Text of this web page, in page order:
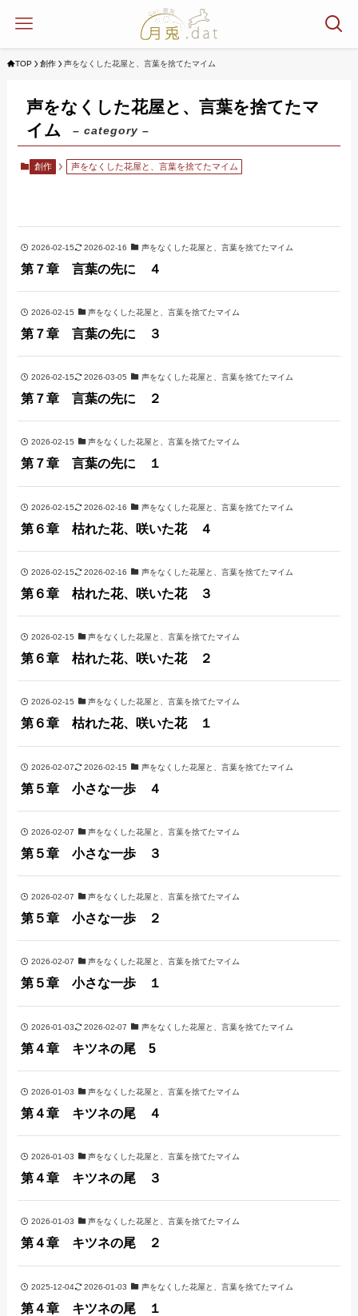
TOP 創作 声をなくした花屋と、言葉を捨てたマイム
声をなくした花屋と、言葉を捨てたマ
イム
– category –
創作 声をなくした花屋と、言葉を捨てたマイム
2026-02-15 2026-02-16 声をなくした花屋と、言葉を捨てたマイム
第７章 言葉の先に ４
2026-02-15 声をなくした花屋と、言葉を捨てたマイム
第７章 言葉の先に ３
2026-02-15 2026-03-05 声をなくした花屋と、言葉を捨てたマイム
第７章 言葉の先に ２
2026-02-15 声をなくした花屋と、言葉を捨てたマイム
第７章 言葉の先に １
2026-02-15 2026-02-16 声をなくした花屋と、言葉を捨てたマイム
第６章 枯れた花、咲いた花 ４
2026-02-15 2026-02-16 声をなくした花屋と、言葉を捨てたマイム
第６章 枯れた花、咲いた花 ３
2026-02-15 声をなくした花屋と、言葉を捨てたマイム
第６章 枯れた花、咲いた花 ２
2026-02-15 声をなくした花屋と、言葉を捨てたマイム
第６章 枯れた花、咲いた花 １
2026-02-07 2026-02-15 声をなくした花屋と、言葉を捨てたマイム
第５章 小さな一歩 ４
2026-02-07 声をなくした花屋と、言葉を捨てたマイム
第５章 小さな一歩 ３
2026-02-07 声をなくした花屋と、言葉を捨てたマイム
第５章 小さな一歩 ２
2026-02-07 声をなくした花屋と、言葉を捨てたマイム
第５章 小さな一歩 １
2026-01-03 2026-02-07 声をなくした花屋と、言葉を捨てたマイム
第４章 キツネの尾 5
2026-01-03 声をなくした花屋と、言葉を捨てたマイム
第４章 キツネの尾 ４
2026-01-03 声をなくした花屋と、言葉を捨てたマイム
第４章 キツネの尾 ３
2026-01-03 声をなくした花屋と、言葉を捨てたマイム
第４章 キツネの尾 ２
2025-12-04 2026-01-03 声をなくした花屋と、言葉を捨てたマイム
第４章 キツネの尾 １